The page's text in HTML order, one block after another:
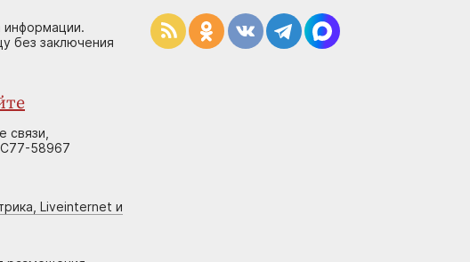
информации.
без заключения
связи,
58967
Liveinternet и